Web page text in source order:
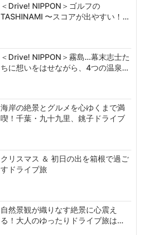
＜Drive! NIPPON＞ゴルフの
TASHINAMI 〜スコアが出やすい！…
＜Drive! NIPPON＞霧島…幕末志士た
ちに想いをはせながら、4つの温泉…
海岸の絶景とグルメを心ゆくまで満
喫！千葉・九十九里、銚子ドライブ
クリスマス ＆ 初日の出を箱根で過ご
すドライブ旅
自然景観が織りなす絶景に心震え
る！大人のゆったりドライブ旅は…